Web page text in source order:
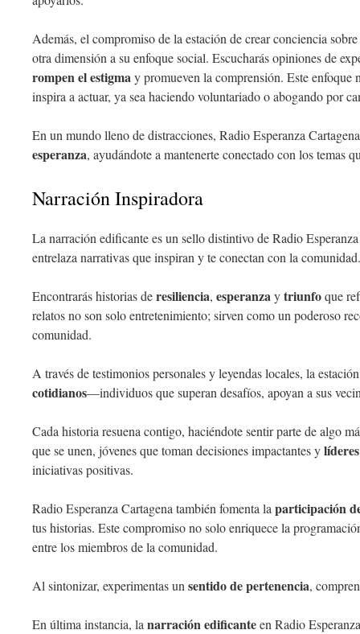
Además, el compromiso de la estación de crear conciencia
otra dimensión a su enfoque social. Escucharás opiniones de
rompen el estigmay promueven la comprensión. Este enfoque
inspira a actuar, ya sea haciendo voluntariado o abogando por
En un mundo lleno de distracciones, Radio Esperanza
esperanza, ayudándote a mantenerte conectado con los temas
Narración Inspiradora
La narración edificante es un sello distintivo de Radio
entrelaza narrativas que inspiran y te conectan con la comunidad.
Encontrarás historias deresiliencia, esperanzaytriunfoque
relatos no son solo entretenimiento; sirven como un poderoso
comunidad.
A través de testimonios personales y leyendas locales, la
cotidianos—individuos que superan desafíos, apoyan a sus
Cada historia resuena contigo, haciéndote sentir parte de algo
que se unen, jóvenes que toman decisiones impactantes y
iniciativas positivas.
Radio Esperanza Cartagena también fomenta la participación
tus historias. Este compromiso no solo enriquece la
entre los miembros de la comunidad.
Al sintonizar, experimentas un sentido de pertenencia,
En última instancia, la narración edificanteen Radio